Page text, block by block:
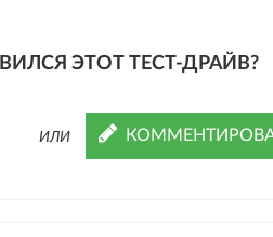
ЭТОТ ТЕСТ-ДРАЙВ?
ИЛИ